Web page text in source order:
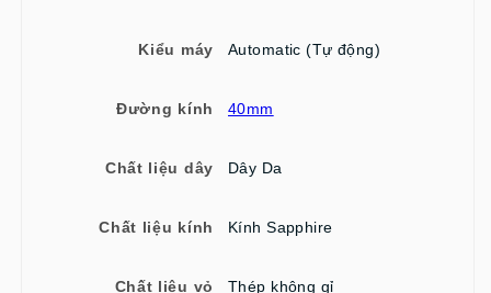
Kiểu máy Automatic (Tự động)
Đường kính 40mm
Chất liệu dây Dây Da
Chất liệu kính Kính Sapphire
Chất liệu vỏ Thép không gỉ